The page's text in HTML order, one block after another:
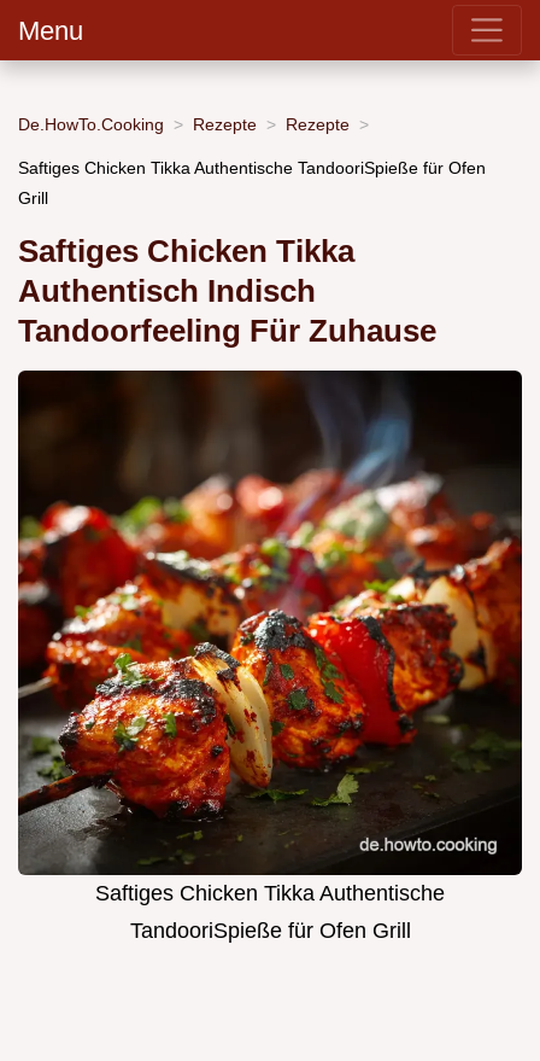
Menu
De.HowTo.Cooking Rezepte Rezepte
Saftiges Chicken Tikka Authentische TandooriSpieße für Ofen
Grill
Saftiges Chicken Tikka
Authentisch Indisch
Tandoorfeeling Für Zuhause
Saftiges Chicken Tikka Authentische
TandooriSpieße für Ofen Grill